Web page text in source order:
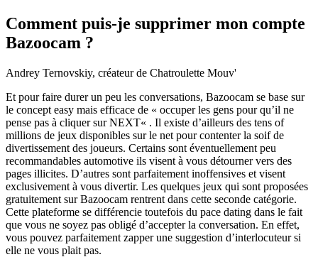
Comment puis-je supprimer mon compte
Bazoocam ?
Andrey Ternovskiy, créateur de Chatroulette Mouv'
Et pour faire durer un peu les conversations, Bazoocam se base sur
le concept easy mais efficace de « occuper les gens pour qu’il ne
pense pas à cliquer sur NEXT« . Il existe d’ailleurs des tens of
millions de jeux disponibles sur le net pour contenter la soif de
divertissement des joueurs. Certains sont éventuellement peu
recommandables automotive ils visent à vous détourner vers des
pages illicites. D’autres sont parfaitement inoffensives et visent
exclusivement à vous divertir. Les quelques jeux qui sont proposées
gratuitement sur Bazoocam rentrent dans cette seconde catégorie.
Cette plateforme se différencie toutefois du pace dating dans le fait
que vous ne soyez pas obligé d’accepter la conversation. En effet,
vous pouvez parfaitement zapper une suggestion d’interlocuteur si
elle ne vous plait pas.